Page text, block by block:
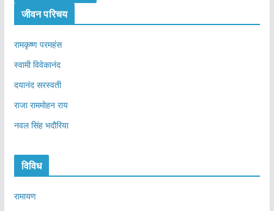
जीवन परिचय
रामकृष्ण परमहंस
स्वामी विवेकानंद
दयानंद सरस्वती
राजा राममोहन राय
नवल सिंह भदौरिया
विविध
रामायण